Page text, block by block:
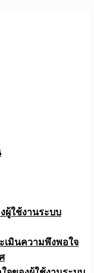
ผู้ใช้งานระบบ
เมินความพึงพอใจ